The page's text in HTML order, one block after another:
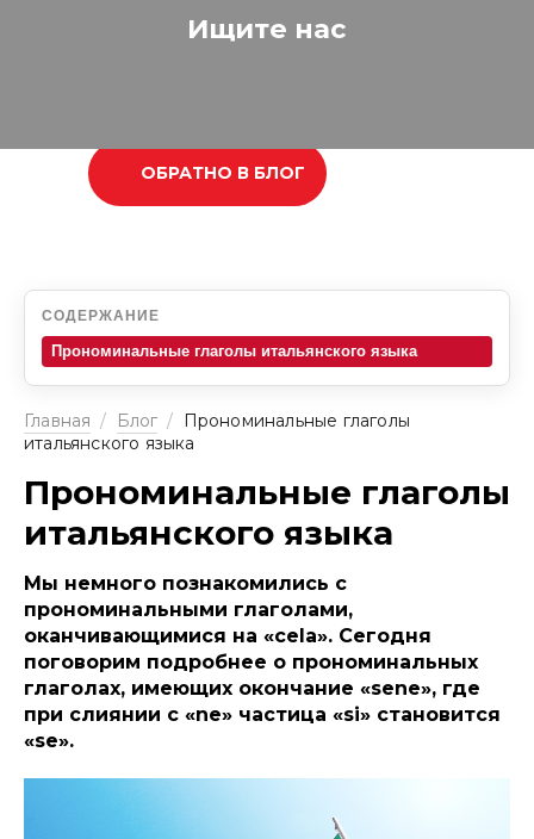
Ищите нас
ОБРАТНО В БЛОГ
СОДЕРЖАНИЕ
Прономинальные глаголы итальянского языка
Главная / Блог /
Прономинальные глаголы
итальянского языка
Прономинальные глаголы
итальянского языка
Мы немного познакомились с
прономинальными глаголами,
оканчивающимися на «cela». Сегодня
поговорим подробнее о прономинальных
глаголах, имеющих окончание «sene», где
при слиянии с «ne» частица «si» становится
«se».